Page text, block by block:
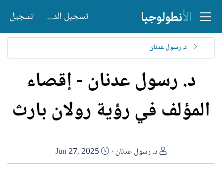
تسجيل الدخول تسجيل
د. رسول عدنان
د. رسول عدنان - إقصاء
المؤلف في رؤية رولان بارث
ا
ل
د. رسول عدنان
ت
ا
Jun 27, 2025